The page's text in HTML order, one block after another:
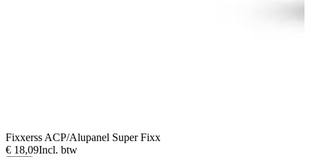
Fixxerss ACP/Alupanel Super Fixx
€ 18,09Incl. btw